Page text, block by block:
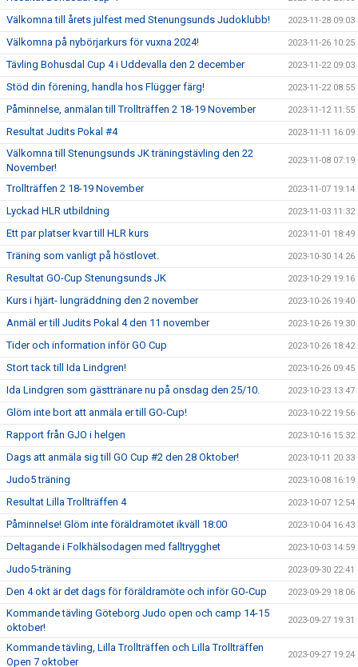
Välkomna till årets julfest med Stenungsunds Judoklubb! 2023-11-28 09:03
Välkomna på nybörjarkurs för vuxna 2024! 2023-11-26 10:25
Tävling Bohusdal Cup 4 i Uddevalla den 2 december 2023-11-22 09:03
Stöd din förening, handla hos Flügger färg! 2023-11-22 08:55
Påminnelse, anmälan till Trollträffen 2 18-19 November 2023-11-12 11:55
Resultat Judits Pokal #4 2023-11-11 16:09
Välkomna till Stenungsunds JK träningstävling den 22
November!
2023-11-08 07:19
Trollträffen 2 18-19 November 2023-11-07 19:14
Lyckad HLR utbildning 2023-11-03 11:32
Ett par platser kvar till HLR kurs 2023-11-01 18:49
Träning som vanligt på höstlovet. 2023-10-30 14:26
Resultat GO-Cup Stenungsunds JK 2023-10-29 19:16
Kurs i hjärt- lungräddning den 2 november 2023-10-26 19:40
Anmäl er till Judits Pokal 4 den 11 november 2023-10-26 19:30
Tider och information inför GO Cup 2023-10-26 18:42
Stort tack till Ida Lindgren! 2023-10-26 09:45
Ida Lindgren som gästtränare nu på onsdag den 25/10. 2023-10-23 13:47
Glöm inte bort att anmäla er till GO-Cup! 2023-10-22 19:56
Rapport från GJO i helgen 2023-10-16 15:32
Dags att anmäla sig till GO Cup #2 den 28 Oktober! 2023-10-11 20:33
Judo5 träning 2023-10-08 16:19
Resultat Lilla Trollträffen 4 2023-10-07 12:54
Påminnelse! Glöm inte föräldramötet ikväll 18:00 2023-10-04 16:43
Deltagande i Folkhälsodagen med falltrygghet 2023-10-03 14:59
Judo5-träning 2023-09-30 22:41
Den 4 okt är det dags för föräldramöte och inför GO-Cup 2023-09-29 18:06
Kommande tävling Göteborg Judo open och camp 14-15
oktober!
2023-09-27 19:31
Kommande tävling, Lilla Trollträffen och Lilla Trollträffen
Open 7 oktober
2023-09-27 19:24